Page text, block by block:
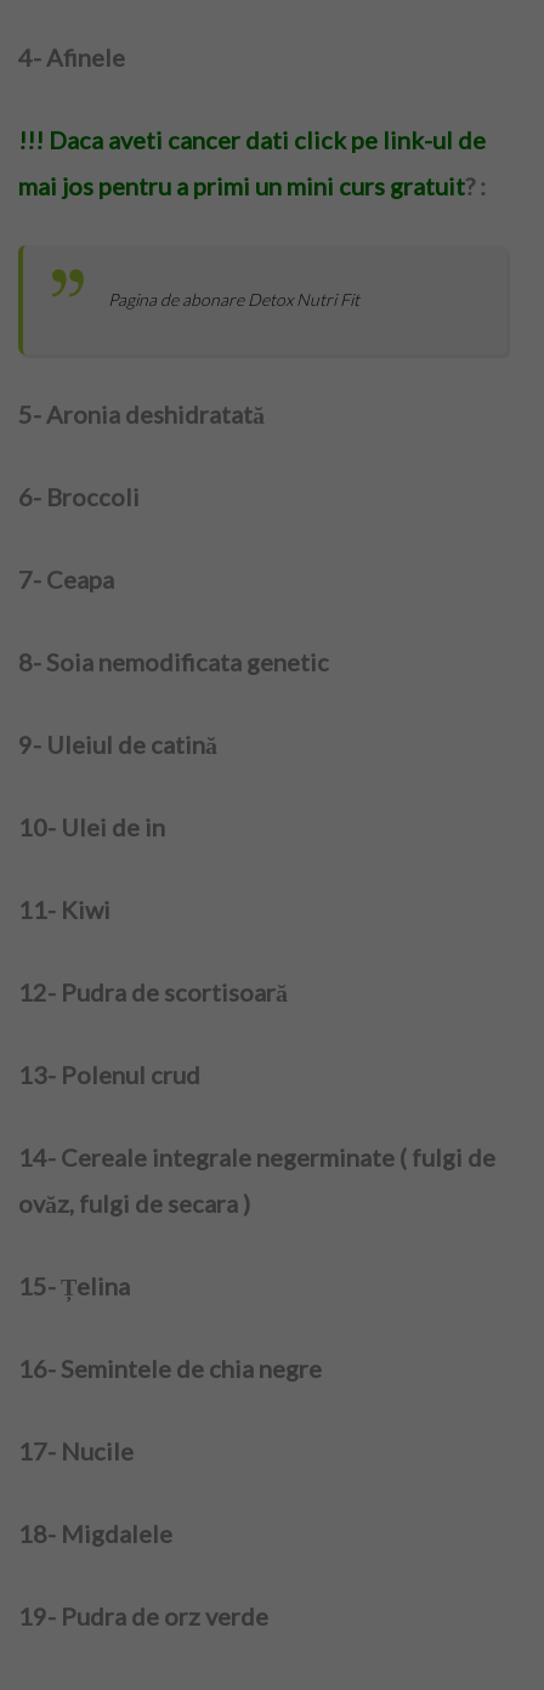
Inregistrare
Coafuri
Frizuri
Make-Up
Spiritual
Copii
Moda
Make-up Virtual App
Nutritie
Onco – nutritie
Medicina alternativa
4- Afinele
!!! Daca aveti cancer dati click pe link-ul de
mai jos pentru a primi un mini curs gratuit? :
Pagina de abonare Detox Nutri Fit
5- Aronia deshidratată
6- Broccoli
7- Ceapa
8- Soia nemodificata genetic
9- Uleiul de catină
10- Ulei de in
11- Kiwi
12- Pudra de scortisoară
13- Polenul crud
14- Cereale integrale negerminate ( fulgi de
ovăz, fulgi de secara )
15- Țelina
16- Semintele de chia negre
17- Nucile
18- Migdalele
19- Pudra de orz verde